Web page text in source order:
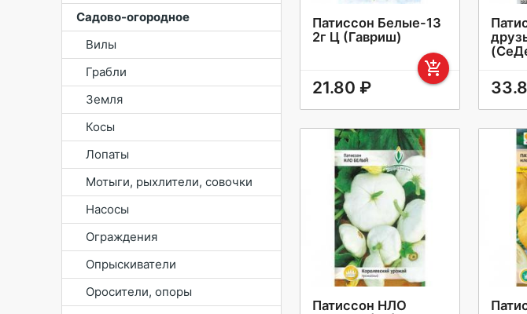
Садово-огородное
Вилы
Грабли
Земля
Косы
Лопаты
Мотыги, рыхлители, совочки
Насосы
Ограждения
Опрыскиватели
Оросители, опоры
Патиссон Белые-13
2г Ц (Гавриш)
add_shopping_cart
21.80 ₽
Патиссон НЛО